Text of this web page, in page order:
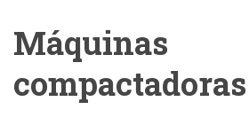
Máquinas
compactadoras